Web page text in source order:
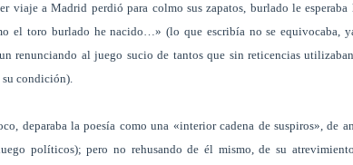
viaje a Madrid perdió para colmo sus zapatos, burlado le
el toro burlado he nacido…» (lo que escribía no se equivocaba,
renunciando al juego sucio de tantos que sin reticencias
su condición).
deparaba la poesía como una «interior cadena de suspiros», de
políticos); pero no rehusando de él mismo, de su